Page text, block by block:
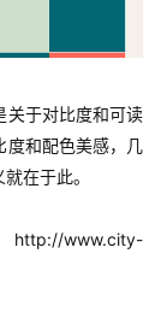
关于对比度和可读
度和配色美感，几
在于此。
www.city-